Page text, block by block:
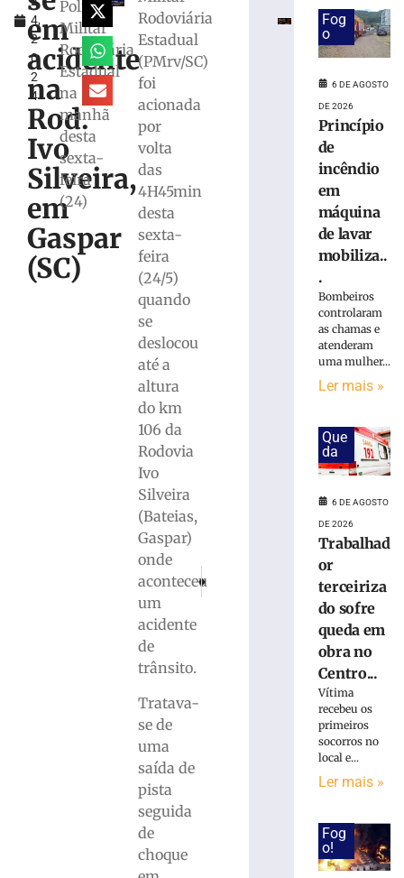
4,
2
0
2
4
em
acidente
na
Rod.
Ivo
Silveira,
em
Gaspar
(SC)
Polícia
Militar
Rodoviária
Estadual
na
manhã
desta
sexta-
feira
(24)
Rodoviária
Estadual
(PMrv/SC)
foi
acionada
por
volta
das
4H45min
desta
sexta-
feira
(24/5)
quando
se
deslocou
até a
altura
do km
106 da
Rodovia
Ivo
Silveira
(Bateias,
Gaspar)
onde
aconteceu
um
acidente
de
trânsito.
Tratava-
se de
uma
saída de
pista
seguida
de
choque
Homem morre atropelado na SC-
Delegado Alex Bonfim Reis deixará a DIC de
máquina
mobiliza
Bombeiros,
Brusque
Trabalhador
terceirizado
queda
Centro
Administrativo
Havan
Brusque
Funcionária
morre
invadir
restaurante
Fog
o
6 DE AGOSTO
DE 2026
Princípio
de
incêndio
em
máquina
de lavar
mobiliza..
.
Bombeiros
controlaram
as chamas e
atenderam
uma mulher...
Ler mais »
Que
da
6 DE AGOSTO
DE 2026
Trabalhad
or
terceiriza
do sofre
queda em
obra no
Centro...
Vítima
recebeu os
primeiros
socorros no
local e...
Ler mais »
Fog
o!